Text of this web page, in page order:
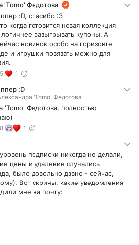
'Tomo' Федотова
:D, спасибо :3
когда готовится новая коллекция
разыгрывать купоны. А
новинок особо на горизонте
и игрушки повязать можно для
1
:D
'Tomo' Федотова
'Tomo' Федотова, полностью
1
подписки никогда не делали,
цены и удаление случались
было довольно давно - сейчас,
Вот скрины, какие уведомления
мне на почту: